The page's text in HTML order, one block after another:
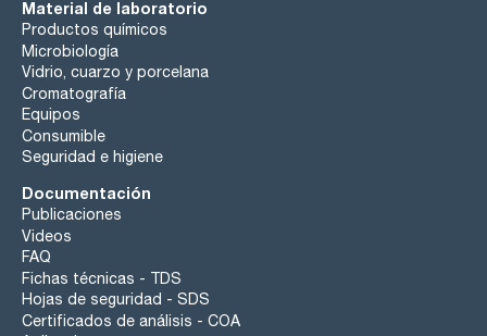
Material de laboratorio
Productos químicos
Microbiología
Vidrio, cuarzo y porcelana
Cromatografía
Equipos
Consumible
Seguridad e higiene
Documentación
Publicaciones
Videos
FAQ
Fichas técnicas - TDS
Hojas de seguridad - SDS
Certificados de análisis - COA